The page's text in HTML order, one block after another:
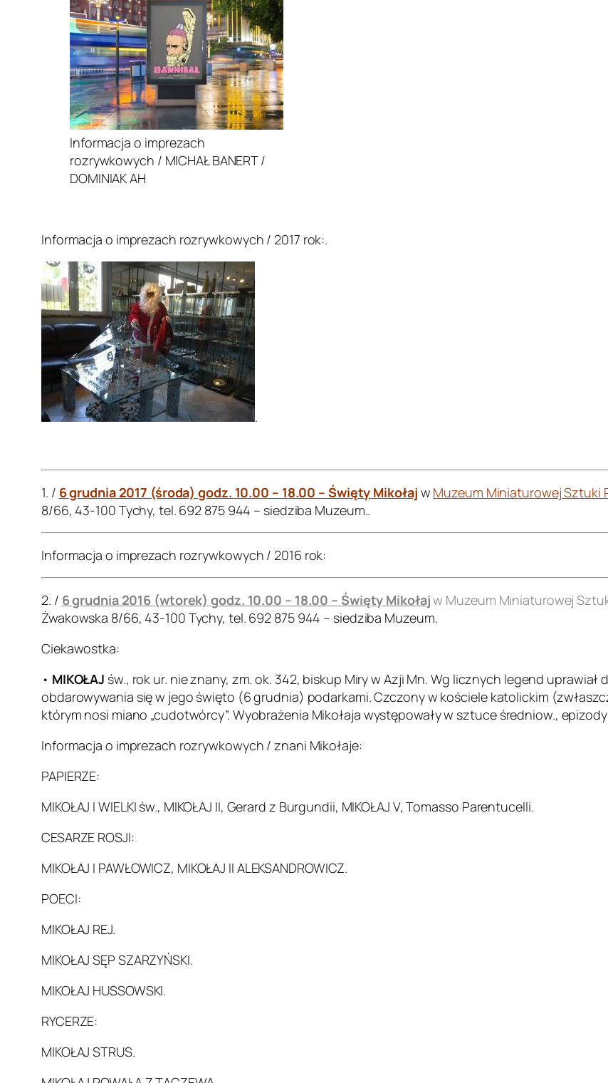
Informacja o imprezach
rozrywkowych / MICHAŁ BANERT /
DOMINIAK AH
Informacja o imprezach rozrywkowych / 2017 rok:.
.
1. / 6 grudnia 2017 (środa) godz. 10.00 – 18.00 – Święty Mikołaj w Muzeum Miniaturowej Sztuki
8/66, 43-100 Tychy, tel. 692 875 944 – siedziba Muzeum..
Informacja o imprezach rozrywkowych / 2016 rok:
2. / 6 grudnia 2016 (wtorek) godz. 10.00 – 18.00 – Święty Mikołajw Muzeum Miniaturowej
Żwakowska 8/66, 43-100 Tychy, tel. 692 875 944 – siedziba Muzeum.
Ciekawostka:
• MIKOŁAJ św., rok ur. nie znany, zm. ok. 342, biskup Miry w Azji Mn. Wg licznych legend
obdarowywania się w jego święto (6 grudnia) podarkami. Czczony w kościele katolickim
którym nosi miano „cudotwórcy”. Wyobrażenia Mikołaja występowały w sztuce średniow.,
Informacja o imprezach rozrywkowych / znani Mikołaje:
PAPIERZE:
MIKOŁAJ I WIELKI św., MIKOŁAJ II, Gerard z Burgundii, MIKOŁAJ V, Tomasso Parentucelli.
CESARZE ROSJI:
MIKOŁAJ I PAWŁOWICZ, MIKOŁAJ II ALEKSANDROWICZ.
POECI:
MIKOŁAJ REJ.
MIKOŁAJ SĘP SZARZYŃSKI.
MIKOŁAJ HUSSOWSKI.
RYCERZE:
MIKOŁAJ STRUS.